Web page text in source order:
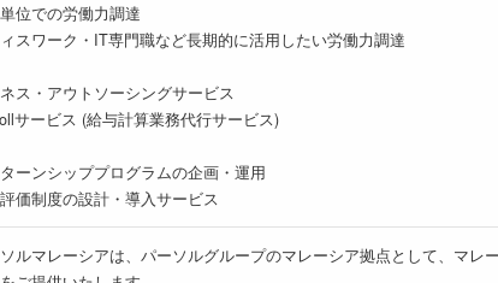
位での労働力調達
スワーク・IT専門職など長期的に活用したい労働力調達
ス・アウトソーシングサービス
サービス (給与計算業務代行サービス)
ーンシッププログラムの企画・運用
価制度の設計・導入サービス
ルマレーシアは、パーソルグループのマレーシア拠点として、マ